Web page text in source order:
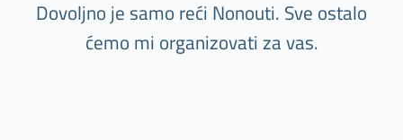
Dovoljno je samo reći Nonouti. Sve ostalo
ćemo mi organizovati za vas.